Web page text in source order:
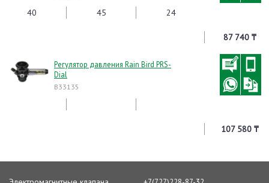
40 45 24
87 740 ₸
Регулятор давления Rain Bird PRS-
Dial
B33135
107 580 ₸